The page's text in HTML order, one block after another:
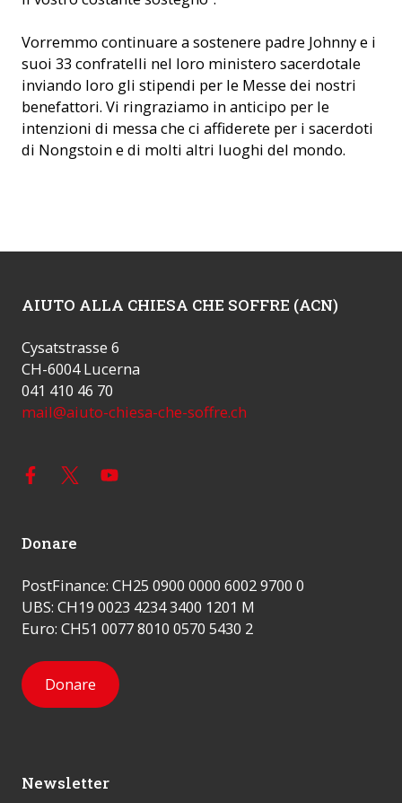
Vorremmo continuare a sostenere padre Johnny e i
suoi 33 confratelli nel loro ministero sacerdotale
inviando loro gli stipendi per le Messe dei nostri
benefattori. Vi ringraziamo in anticipo per le
intenzioni di messa che ci affiderete per i sacerdoti
di Nongstoin e di molti altri luoghi del mondo.
AIUTO ALLA CHIESA CHE SOFFRE (ACN)
Cysatstrasse 6
CH-6004 Lucerna
041 410 46 70
mail@aiuto-chiesa-che-soffre.ch
Donare
PostFinance: CH25 0900 0000 6002 9700 0
UBS: CH19 0023 4234 3400 1201 M
Euro: CH51 0077 8010 0570 5430 2
Donare
Newsletter